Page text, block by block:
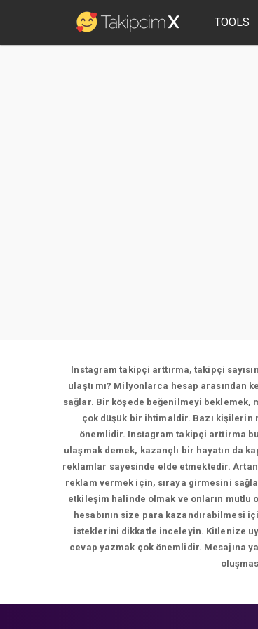
TOOLS
Instagram takipçi arttırma, takipçi
ulaştı mı? Milyonlarca hesap arasından
sağlar. Bir köşede beğenilmeyi beklemek,
çok düşük bir ihtimaldir. Bazı kişilerin
önemlidir. Instagram takipçi arttirma
ulaşmak demek, kazançlı bir hayatın da
reklamlar sayesinde elde etmektedir.
reklam vermek için, sıraya girmesini
etkileşim halinde olmak ve onların mutlu
hesabının size para kazandırabilmesi
isteklerini dikkatle inceleyin. Kitlenize
cevap yazmak çok önemlidir. Mesajına